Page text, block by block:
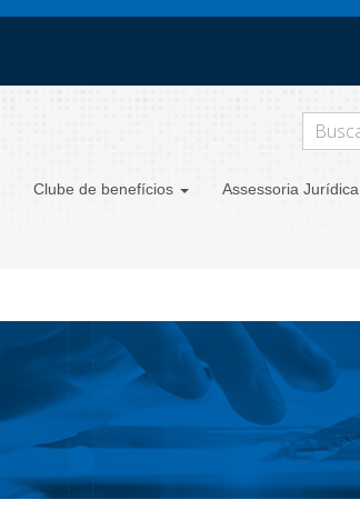
Clube de benefícios Assessoria Jurídica